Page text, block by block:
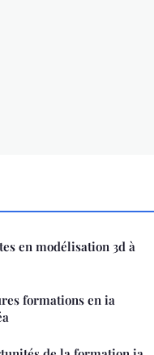
en modélisation 3d à
formations en ia